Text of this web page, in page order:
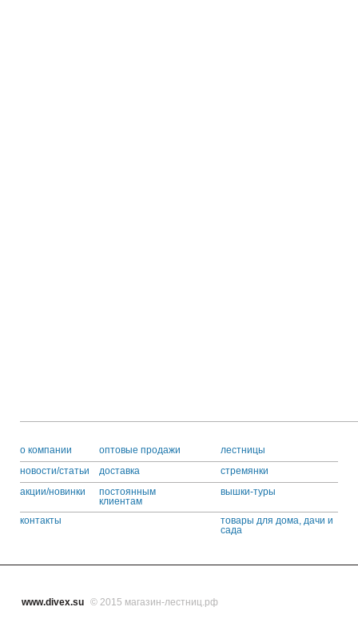
o компании
новости/статьи
акции/новинки
контакты
оптовые продажи
доставка
постоянным
клиентам
лестницы
стремянки
вышки-туры
товары для дома, дачи и
сада
www.divex.su © 2015 магазин-лестниц.рф